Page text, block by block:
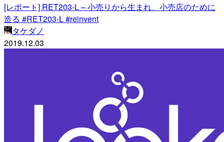
[レポート] RET203-L – 小売りから生まれ、小売店のために
造る #RET203-L #reinvent
タケダノ
2019.12.03